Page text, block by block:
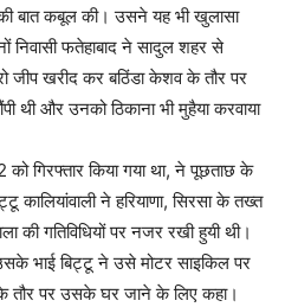
बात कबूल की। उसने यह भी खुलासा
निवासी फतेहाबाद ने सादुल शहर से
जीप खरीद कर बठिंडा केशव के तौर पर
थी और उनको ठिकाना भी मुहैया करवाया
गिरफ्तार किया गया था, ने पूछताछ के
कालियांवाली ने हरियाणा, सिरसा के तख्त
गतिविधियों पर नजर रखी हुयी थी।
भाई बिट्टू ने उसे मोटर साइकिल पर
पर उसके घर जाने के लिए कहा।